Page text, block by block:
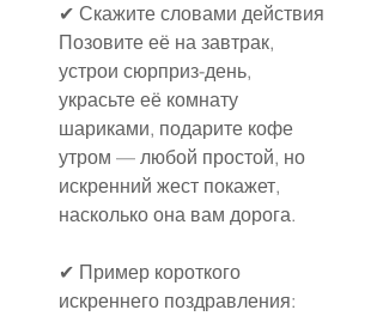
✔ Скажите словами действия
Позовите её на завтрак,
устрои сюрприз-день,
украсьте её комнату
шариками, подарите кофе
утром — любой простой, но
искренний жест покажет,
насколько она вам дорога.
✔ Пример короткого
искреннего поздравления: